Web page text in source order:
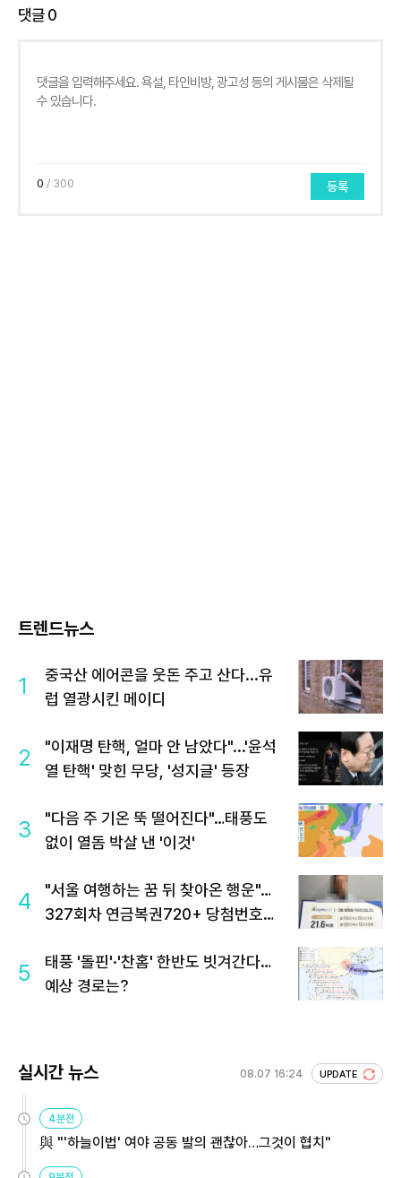
댓글0
0 / 300 등록
트렌드뉴스
1
중국산 에어콘을 웃돈 주고 산다...유
럽 열광시킨 메이디
2
"이재명 탄핵, 얼마 안 남았다"...'윤석
열 탄핵' 맞힌 무당, '성지글' 등장
3
"다음 주 기온 뚝 떨어진다"…태풍도
없이 열돔 박살 낸 '이것'
4
"서울 여행하는 꿈 뒤 찾아온 행운"…
327회차 연금복권720+ 당첨번호조
5
태풍 '돌핀'·'찬홈' 한반도 빗겨간다…
예상 경로는?
실시간 뉴스 08.07 16:24 UPDATE
4분전
與 "'하늘이법' 여야 공동 발의 괜찮아…그것이 협치"